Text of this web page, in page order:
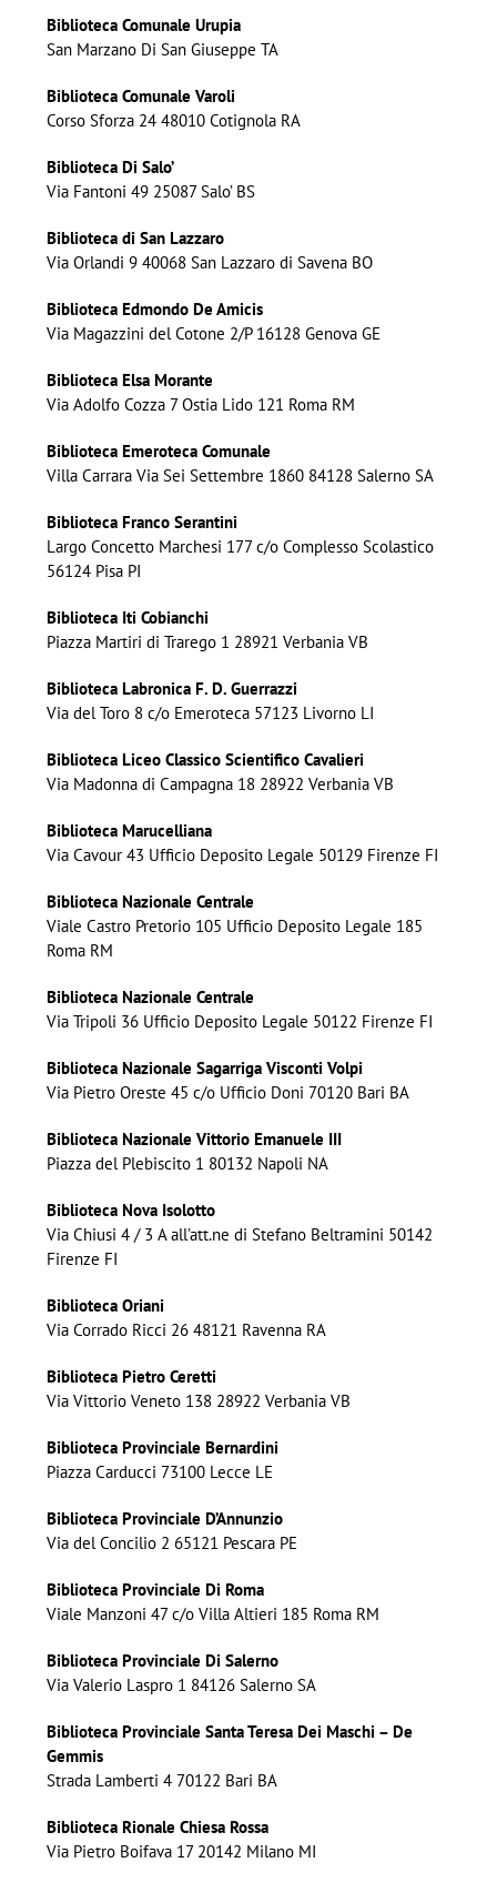
Biblioteca Comunale Urupia
San Marzano Di San Giuseppe TA
Biblioteca Comunale Varoli
Corso Sforza 24 48010 Cotignola RA
Biblioteca Di Salo’
Via Fantoni 49 25087 Salo’ BS
Biblioteca di San Lazzaro
Via Orlandi 9 40068 San Lazzaro di Savena BO
Biblioteca Edmondo De Amicis
Via Magazzini del Cotone 2/P 16128 Genova GE
Biblioteca Elsa Morante
Via Adolfo Cozza 7 Ostia Lido 121 Roma RM
Biblioteca Emeroteca Comunale
Villa Carrara Via Sei Settembre 1860 84128 Salerno SA
Biblioteca Franco Serantini
Largo Concetto Marchesi 177 c/o Complesso Scolastico
56124 Pisa PI
Biblioteca Iti Cobianchi
Piazza Martiri di Trarego 1 28921 Verbania VB
Biblioteca Labronica F. D. Guerrazzi
Via del Toro 8 c/o Emeroteca 57123 Livorno LI
Biblioteca Liceo Classico Scientifico Cavalieri
Via Madonna di Campagna 18 28922 Verbania VB
Biblioteca Marucelliana
Via Cavour 43 Ufficio Deposito Legale 50129 Firenze FI
Biblioteca Nazionale Centrale
Viale Castro Pretorio 105 Ufficio Deposito Legale 185
Roma RM
Biblioteca Nazionale Centrale
Via Tripoli 36 Ufficio Deposito Legale 50122 Firenze FI
Biblioteca Nazionale Sagarriga Visconti Volpi
Via Pietro Oreste 45 c/o Ufficio Doni 70120 Bari BA
Biblioteca Nazionale Vittorio Emanuele III
Piazza del Plebiscito 1 80132 Napoli NA
Biblioteca Nova Isolotto
Via Chiusi 4 / 3 A all’att.ne di Stefano Beltramini 50142
Firenze FI
Biblioteca Oriani
Via Corrado Ricci 26 48121 Ravenna RA
Biblioteca Pietro Ceretti
Via Vittorio Veneto 138 28922 Verbania VB
Biblioteca Provinciale Bernardini
Piazza Carducci 73100 Lecce LE
Biblioteca Provinciale D’Annunzio
Via del Concilio 2 65121 Pescara PE
Biblioteca Provinciale Di Roma
Viale Manzoni 47 c/o Villa Altieri 185 Roma RM
Biblioteca Provinciale Di Salerno
Via Valerio Laspro 1 84126 Salerno SA
Biblioteca Provinciale Santa Teresa Dei Maschi – De
Gemmis
Strada Lamberti 4 70122 Bari BA
Biblioteca Rionale Chiesa Rossa
Via Pietro Boifava 17 20142 Milano MI